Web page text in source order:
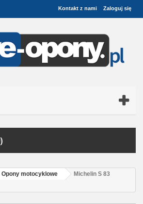
Zaloguj się
Kontakt z nami
Opony motocyklowe
Michelin S 83